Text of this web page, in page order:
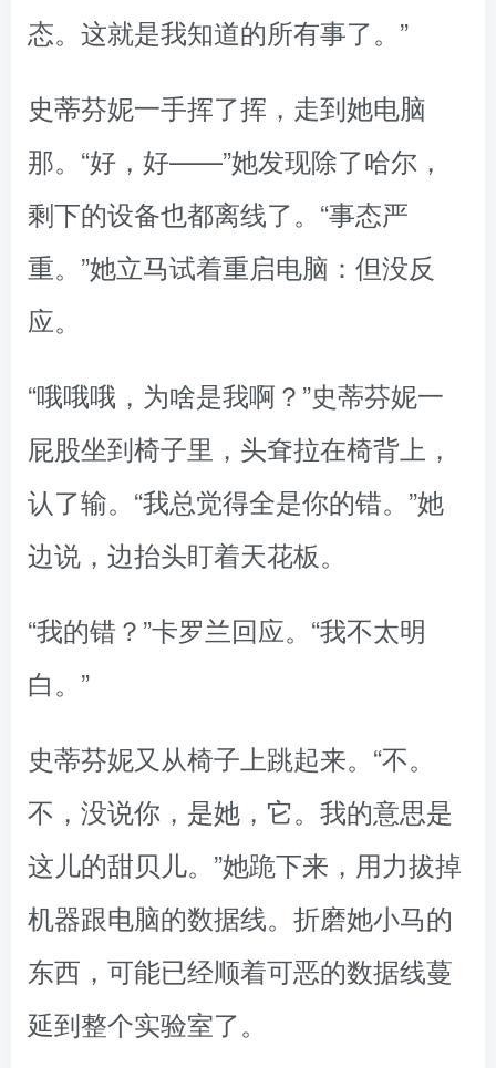
态。这就是我知道的所有事了。”
史蒂芬妮一手挥了挥，走到她电脑
那。“好，好——”她发现除了哈尔，
剩下的设备也都离线了。“事态严
重。”她立马试着重启电脑：但没反
应。
“哦哦哦，为啥是我啊？”史蒂芬妮一
屁股坐到椅子里，头耷拉在椅背上，
认了输。“我总觉得全是你的错。”她
边说，边抬头盯着天花板。
“我的错？”卡罗兰回应。“我不太明
白。”
史蒂芬妮又从椅子上跳起来。“不。
不，没说你，是她，它。我的意思是
这儿的甜贝儿。”她跪下来，用力拔掉
机器跟电脑的数据线。折磨她小马的
东西，可能已经顺着可恶的数据线蔓
延到整个实验室了。